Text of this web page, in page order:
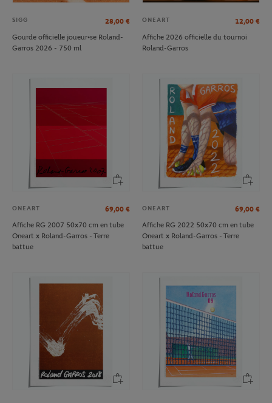
SIGG 28,00 €
Gourde officielle joueur•se Roland-
Garros 2026 - 750 ml
ONEART 12,00 €
Affiche 2026 officielle du tournoi
Roland-Garros
ONEART 69,00 €
Affiche RG 2007 50x70 cm en tube
Oneart x Roland-Garros - Terre
battue
ONEART 69,00 €
Affiche RG 2022 50x70 cm en tube
Oneart x Roland-Garros - Terre
battue